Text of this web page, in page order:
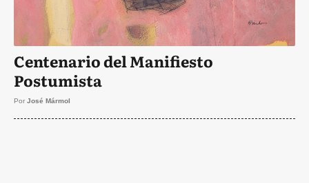
Centenario del Manifiesto
Postumista
Por José Mármol